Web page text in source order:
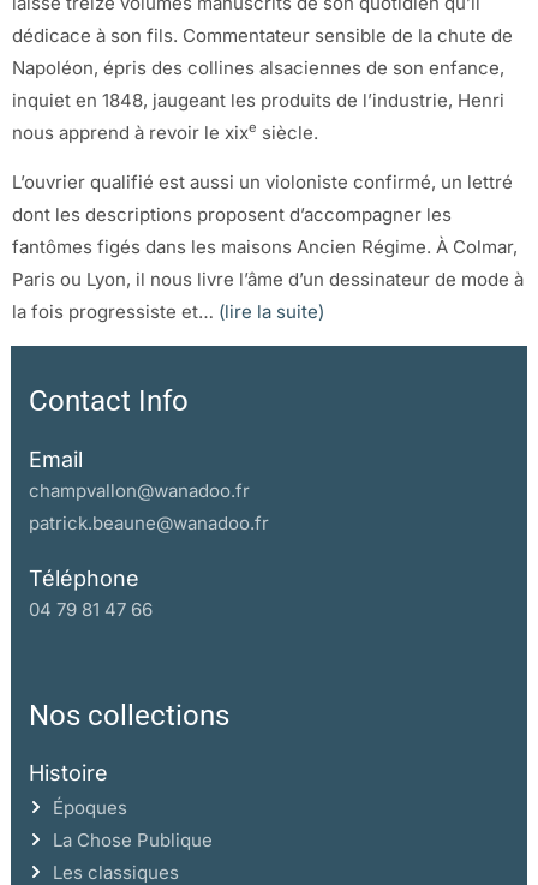
dédicace à son fils. Commentateur sensible de la chute de
Napoléon, épris des collines alsaciennes de son enfance,
inquiet en 1848, jaugeant les produits de l’industrie, Henri
nous apprend à revoir le xixe siècle.
L’ouvrier qualifié est aussi un violoniste confirmé, un lettré
dont les descriptions proposent d’accompagner les
fantômes figés dans les maisons Ancien Régime. À Colmar,
Paris ou Lyon, il nous livre l’âme d’un dessinateur de mode à
la fois progressiste et… (lire la suite)
Contact Info
Email
champvallon@wanadoo.fr
patrick.beaune@wanadoo.fr
Téléphone
04 79 81 47 66
Nos collections
Histoire
Époques
La Chose Publique
Les classiques